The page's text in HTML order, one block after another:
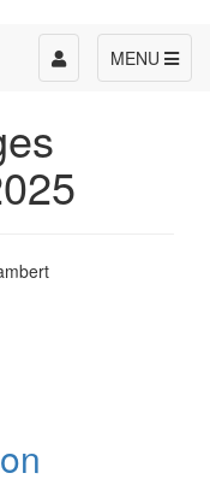
MENU
Toggle
navigation